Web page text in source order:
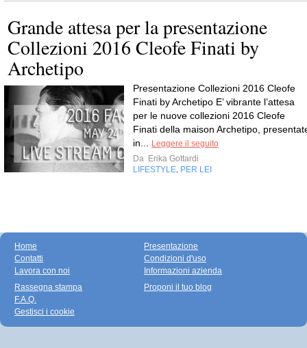
Grande attesa per la presentazione
Collezioni 2016 Cleofe Finati by
Archetipo
Presentazione Collezioni 2016 Cleofe
Finati by Archetipo E’ vibrante l’attesa
per le nuove collezioni 2016 Cleofe
Finati della maison Archetipo,
in...
Leggere il seguito
Da Erika Gottardi
LIFESTYLE PER LEI
Home
Contatti
Lavora con noi
Presentazione
Condizioni d'uso
Informazioni azienda
Rassegna stampa
F.A.Q.
Gestisci i cookie
Proponi il tuo blog